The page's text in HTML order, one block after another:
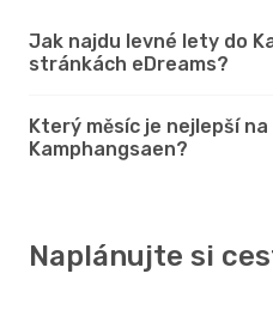
Jak najdu levné lety do
stránkách eDreams?
Který měsíc je nejlepší
Kamphangsaen?
Naplánujte si